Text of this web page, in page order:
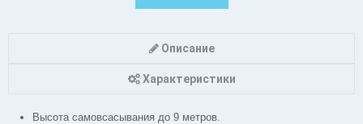
Описание
Характеристики
Высота самовсасывания до 9 метров.